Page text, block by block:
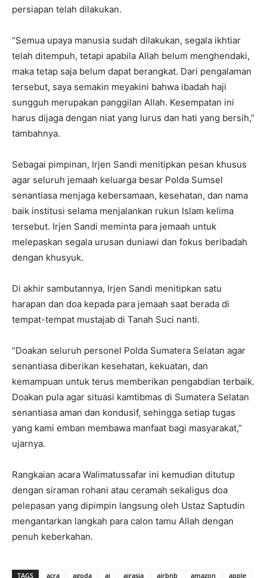
persiapan telah dilakukan.
“Semua upaya manusia sudah dilakukan, segala ikhtiar
telah ditempuh, tetapi apabila Allah belum menghendaki,
maka tetap saja belum dapat berangkat. Dari pengalaman
tersebut, saya semakin meyakini bahwa ibadah haji
sungguh merupakan panggilan Allah. Kesempatan ini
harus dijaga dengan niat yang lurus dan hati yang bersih,”
tambahnya.
Sebagai pimpinan, Irjen Sandi menitipkan pesan khusus
agar seluruh jemaah keluarga besar Polda Sumsel
senantiasa menjaga kebersamaan, kesehatan, dan nama
baik institusi selama menjalankan rukun Islam kelima
tersebut. Irjen Sandi meminta para jemaah untuk
melepaskan segala urusan duniawi dan fokus beribadah
dengan khusyuk.
Di akhir sambutannya, Irjen Sandi menitipkan satu
harapan dan doa kepada para jemaah saat berada di
tempat-tempat mustajab di Tanah Suci nanti.
“Doakan seluruh personel Polda Sumatera Selatan agar
senantiasa diberikan kesehatan, kekuatan, dan
kemampuan untuk terus memberikan pengabdian terbaik.
Doakan pula agar situasi kamtibmas di Sumatera Selatan
senantiasa aman dan kondusif, sehingga setiap tugas
yang kami emban membawa manfaat bagi masyarakat,”
ujarnya.
Rangkaian acara Walimatussafar ini kemudian ditutup
dengan siraman rohani atau ceramah sekaligus doa
pelepasan yang dipimpin langsung oleh Ustaz Saptudin
mengantarkan langkah para calon tamu Allah dengan
penuh keberkahan.
TAGS acra agoda ai airasia airbnb amazon apple